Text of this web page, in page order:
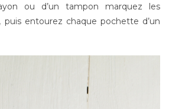
ou d’un tampon marquez les
entourez chaque pochette d’un